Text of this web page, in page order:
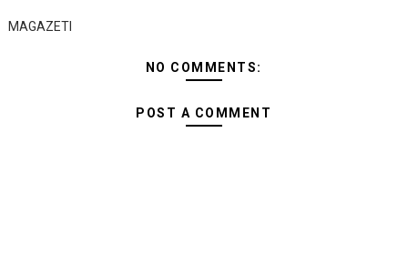
MAGAZETI
NO COMMENTS:
POST A COMMENT